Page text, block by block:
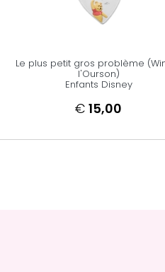
Le plus petit gros problème
l'Ourson)
Enfants Disney
€ 15,00